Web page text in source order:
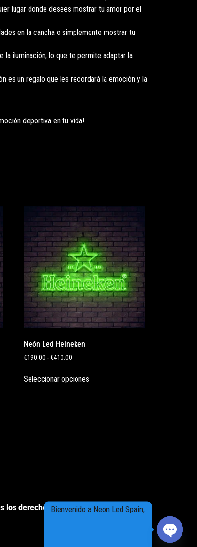
lugar donde desees mostrar tu amor por el
en la cancha o simplemente mostrar tu
la iluminación, lo que te permite adaptar la
es un regalo que les recordará la emoción y la
deportiva en tu vida!
Neón Led Heineken
€190.00 -€410.00
Seleccionar opciones
los derechos reservadosBienvenido a Neon Led Spain,
Open